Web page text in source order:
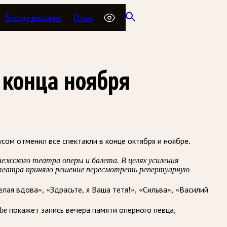
Города вещания О нас
ноября
отменил все спектакли в конце октября и ноябре.
театра оперы и балета. В целях усиления
приняло решение пересмотреть репертуарную
вдова», «Здрасьте, я Ваша тетя!», «Сильва», «Василий
покажет запись вечера памяти оперного певца,